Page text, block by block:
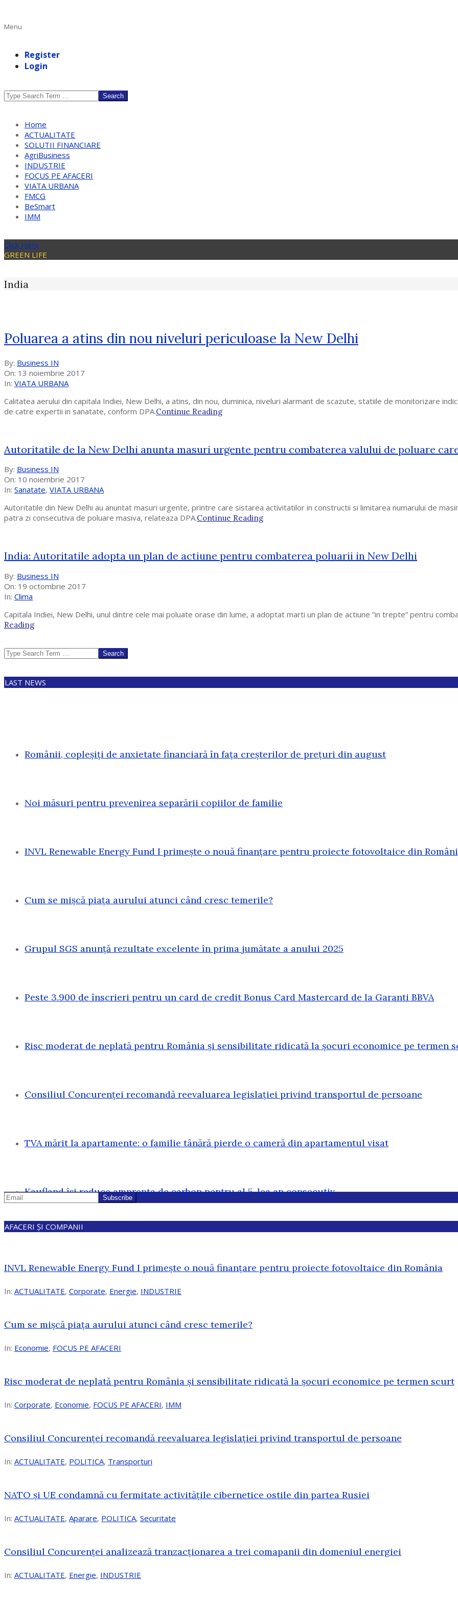
Primary
Menu
Register
Login
Search
Home
ACTUALITATE
SOLUTII FINANCIARE
AgriBusiness
INDUSTRIE
FOCUS PE AFACERI
VIATA URBANA
FMCG
BeSmart
IMM
Click Here
GREEN LIFE
India
Poluarea a atins din nou niveluri periculoase la New Delhi
2017-
11-
13
By: Business IN
On: 13 noiembrie 2017
In: VIATA URBANA
Calitatea aerului din capitala Indiei, New Delhi, a atins, din nou, duminica, niveluri alarmant de scazute, statiile de monitorizare
de catre expertii in sanatate, conform DPA.Continue Reading
Autoritatile de la New Delhi anunta masuri urgente pentru combaterea valului de poluare
2017-
11-
10
By: Business IN
On: 10 noiembrie 2017
In: Sanatate, VIATA URBANA
Autoritatile din New Delhi au anuntat masuri urgente, printre care sistarea activitatilor in constructii si limitarea numarului de
patra zi consecutiva de poluare masiva, relateaza DPA.Continue Reading
India: Autoritatile adopta un plan de actiune pentru combaterea poluarii in New Delhi
2017-
10-
19
By: Business IN
On: 19 octombrie 2017
In: Clima
Capitala Indiei, New Delhi, unul dintre cele mai poluate orase din lume, a adoptat marti un plan de actiune ”in trepte” pentru
Reading
Search
LAST NEWS
Românii, copleșiți de anxietate financiară în fața creșterilor de prețuri din august
Noi măsuri pentru prevenirea separării copiilor de familie
INVL Renewable Energy Fund I primește o nouă finanțare pentru proiecte fotovoltaice din
Cum se mișcă piața aurului atunci când cresc temerile?
Grupul SGS anunță rezultate excelente în prima jumătate a anului 2025
Peste 3.900 de înscrieri pentru un card de credit Bonus Card Mastercard de la Garanti BBVA
Risc moderat de neplată pentru România și sensibilitate ridicată la șocuri economice pe termen
Consiliul Concurenței recomandă reevaluarea legislației privind transportul de persoane
TVA mărit la apartamente: o familie tânără pierde o cameră din apartamentul visat
Kaufland își reduce amprenta de carbon pentru al 5-lea an consecutiv
AFACERI ȘI COMPANII
INVL Renewable Energy Fund I primește o nouă finanțare pentru proiecte fotovoltaice din România
In: ACTUALITATE, Corporate, Energie, INDUSTRIE
Cum se mișcă piața aurului atunci când cresc temerile?
In: Economie, FOCUS PE AFACERI
Risc moderat de neplată pentru România și sensibilitate ridicată la șocuri economice pe termen scurt
In: Corporate, Economie, FOCUS PE AFACERI, IMM
Consiliul Concurenței recomandă reevaluarea legislației privind transportul de persoane
In: ACTUALITATE, POLITICA, Transporturi
NATO și UE condamnă cu fermitate activitățile cibernetice ostile din partea Rusiei
In: ACTUALITATE, Aparare, POLITICA, Securitate
Consiliul Concurenţei analizează tranzacționarea a trei comapanii din domeniul energiei
In: ACTUALITATE, Energie, INDUSTRIE